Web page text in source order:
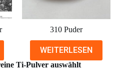
310 Puder
WEITERLESEN
Ti-Pulver auswählt